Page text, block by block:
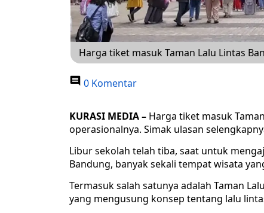
Harga tiket masuk Taman Lalu Lintas
0 Komentar
KURASI MEDIA – Harga tiket masuk
operasionalnya. Simak ulasan
Libur sekolah telah tiba, saat untuk
Bandung, banyak sekali tempat wisata
Termasuk salah satunya adalah Taman
yang mengusung konsep tentang lalu